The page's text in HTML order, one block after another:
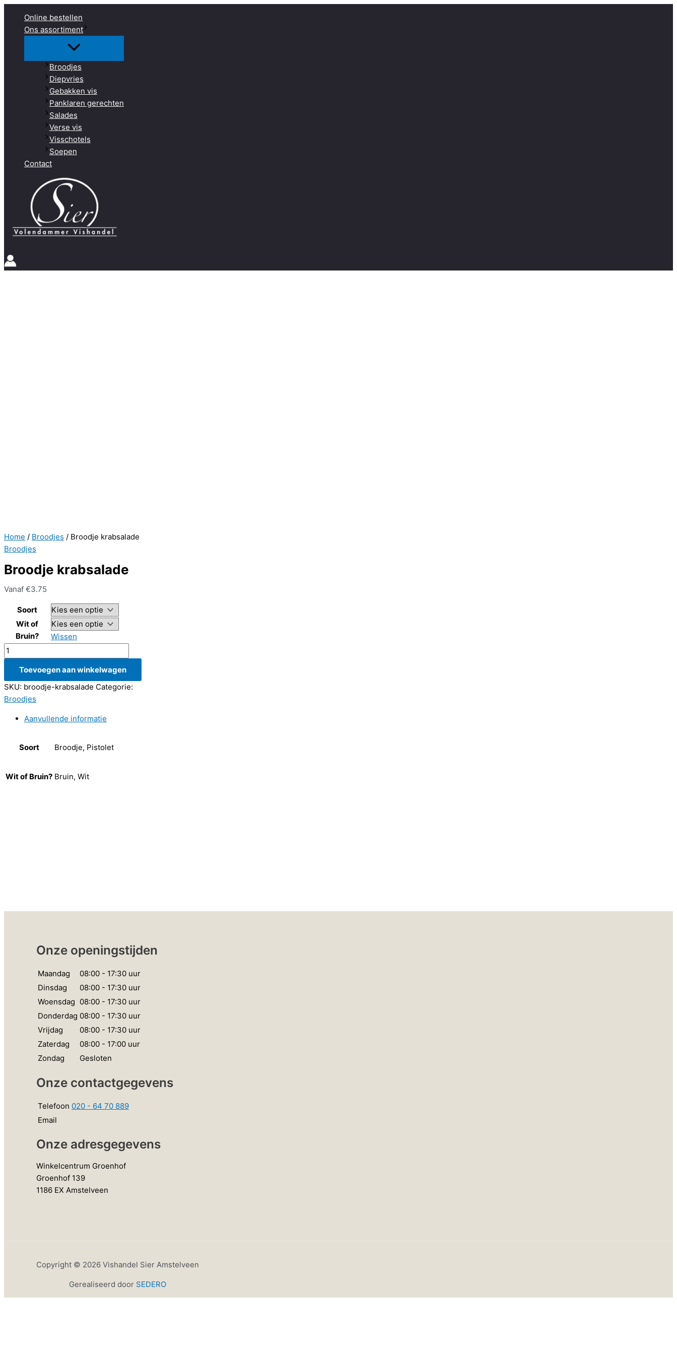
Online bestellen
Ons assortiment
Broodjes
Diepvries
Gebakken vis
Panklaren gerechten
Salades
Verse vis
Visschotels
Soepen
Contact
Home / Broodjes / Broodje krabsalade
Broodjes
Broodje krabsalade
Vanaf €3.75
Soort
Wit of
Bruin?
Wissen
Broodje
krabsalade
aantalToevoegen aan winkelwagen
SKU: broodje-krabsalade Categorie:
Broodjes
Aanvullende informatie
Soort Broodje, Pistolet
Wit of Bruin? Bruin, Wit
Onze openingstijden
Maandag
08:00 - 17:30 uur
Dinsdag
08:00 - 17:30 uur
Woensdag 08:00 - 17:30 uur
Donderdag 08:00 - 17:30 uur
Vrijdag
08:00 - 17:30 uur
Zaterdag
08:00 - 17:00 uur
Zondag
Gesloten
Onze contactgegevens
Telefoon 020 - 64 70 889
Email
Onze adresgegevens
Winkelcentrum Groenhof
Groenhof 139
1186 EX Amstelveen
Copyright © 2026 Vishandel Sier Amstelveen
Gerealiseerd door SEDERO